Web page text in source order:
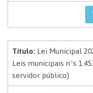
Título:Lei Municipal
Leis municipais nºs
servidor público)